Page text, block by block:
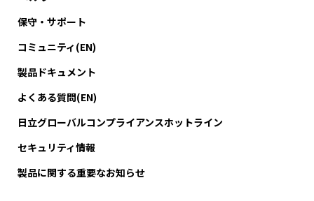
保守・サポート
コミュニティ(EN)
製品ドキュメント
よくある質問(EN)
日立グローバルコンプライアンスホットライン
セキュリティ情報
製品に関する重要なお知らせ